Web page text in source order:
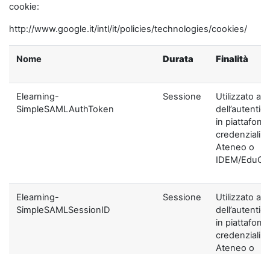
cookie:
http://www.google.it/intl/it/policies/technologies/cookies/
Nome Durata Finalità
Elearning-
SimpleSAMLAuthToken
Sessione
Utilizzato ai
in
credenziali di
Ateneo o
IDEM/
Elearning-
SimpleSAMLSessionID
Sessione
Utilizzato ai
in
credenziali di
Ateneo o